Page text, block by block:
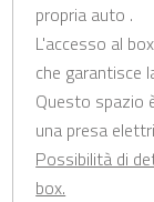
propria auto .
L'accesso al
che garantisce
Questo spazio
una presa
Possibilità di
box.